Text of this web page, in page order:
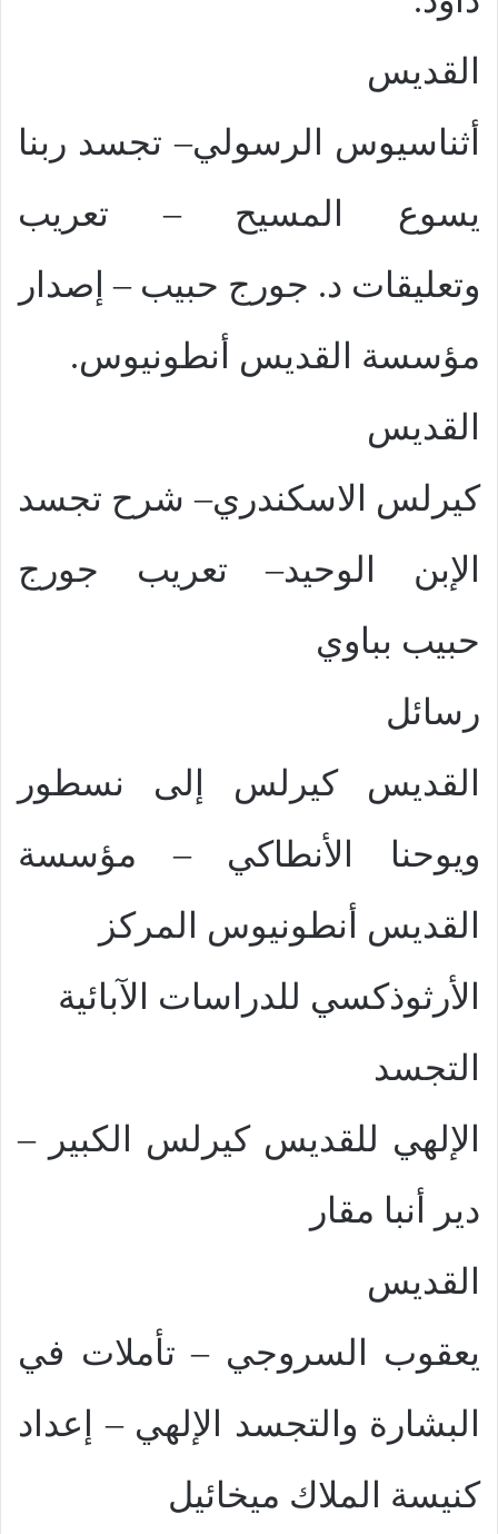
القديس
أثناسيوس الرسولي– تجسد ربنا
يسوع المسيح – تعريب
وتعليقات د. جورج حبيب – إصدار
مؤسسة القديس أنطونيوس.
القديس
كيرلس الاسكندري– شرح تجسد
الإبن الوحيد– تعريب جورج
حبيب بباوي
رسائل
القديس كيرلس إلى نسطور
ويوحنا الأنطاكي – مؤسسة
القديس أنطونيوس المركز
الأرثوذكسي للدراسات الآبائية
التجسد
الإلهي للقديس كيرلس الكبير –
دير أنبا مقار
القديس
يعقوب السروجي – تأملات في
البشارة والتجسد الإلهي – إعداد
كنيسة الملاك ميخائيل